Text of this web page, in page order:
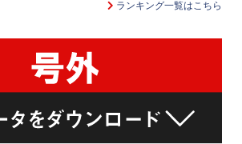
ランキング一覧はこちら